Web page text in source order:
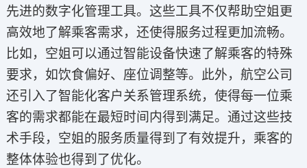
先进的数字化管理工具。这些工具不仅帮助空姐更
高效地了解乘客需求，还使得服务过程更加流畅。
比如，空姐可以通过智能设备快速了解乘客的特殊
要求，如饮食偏好、座位调整等。此外，航空公司
还引入了智能化客户关系管理系统，使得每一位乘
客的需求都能在最短时间内得到满足。通过这些技
术手段，空姐的服务质量得到了有效提升，乘客的
整体体验也得到了优化。